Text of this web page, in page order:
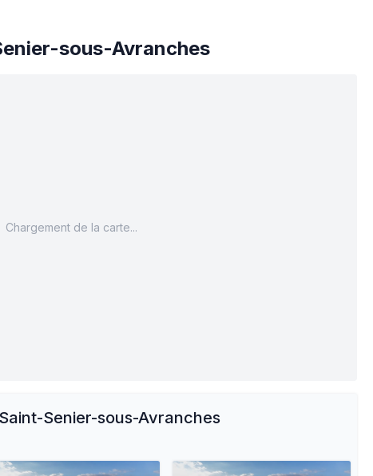
sous-Avranches
Chargement de la carte...
Saint-Senier-sous-Avranches